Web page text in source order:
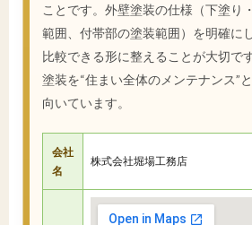
ことです。外壁塗装の仕様（下塗り
範囲、付帯部の塗装範囲）を明確に
比較できる形に整えることが大切で
塗装を“住まい全体のメンテナンス”
向いています。
会社
名
株式会社堀場工務店